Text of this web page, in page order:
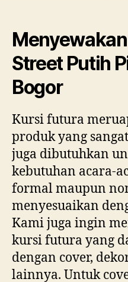
Street Putih
Bogor
Kursi futura
produk yang
juga dibutuhkan
kebutuhan acara-
formal maupun
menyesuaikan
Kami juga ingin
kursi futura yang
dengan cover,
lainnya. Untuk